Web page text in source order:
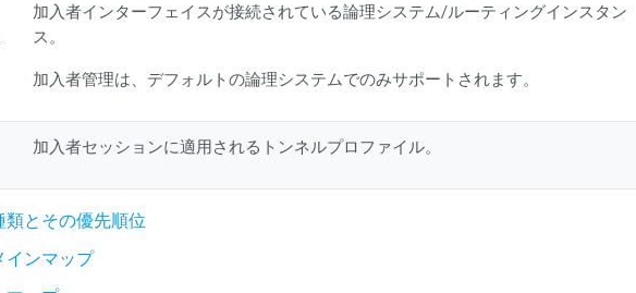
加入者インターフェイスが接続されている論理システム/ルーティングインスタン
ス。
加入者管理は、デフォルトの論理システムでのみサポートされます。
加入者セッションに適用されるトンネルプロファイル。
類とその優先順位
インマップ